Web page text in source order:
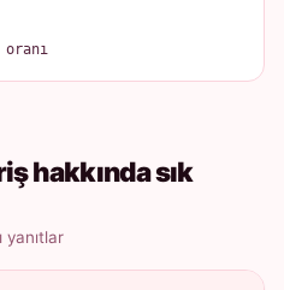
hakkında sık
yanıtlar